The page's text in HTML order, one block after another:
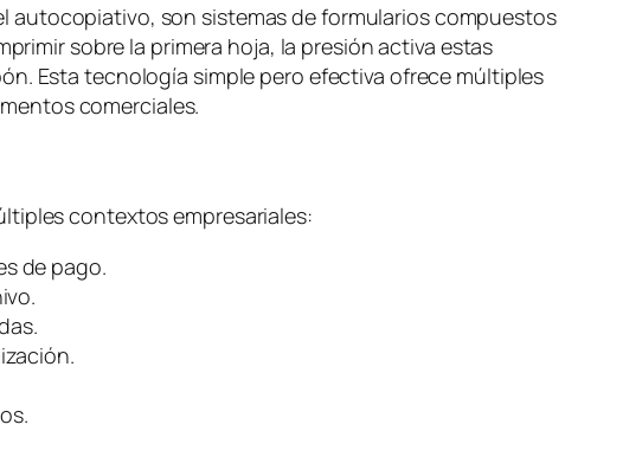
son sistemas de formularios compuestos
sobre la primera hoja, la presión activa estas
Esta tecnología simple pero efectiva ofrece múltiples
comerciales.
contextos empresariales:
de pago.